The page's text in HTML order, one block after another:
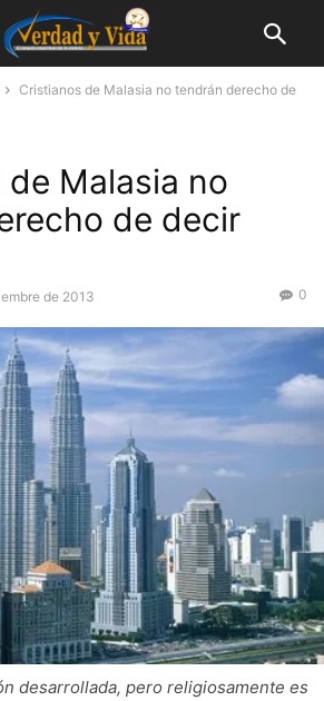
Cristianos de Malasia no tendrán derecho de
Malasia no
de decir
de 2013 0
desarrollada, pero religiosamente es